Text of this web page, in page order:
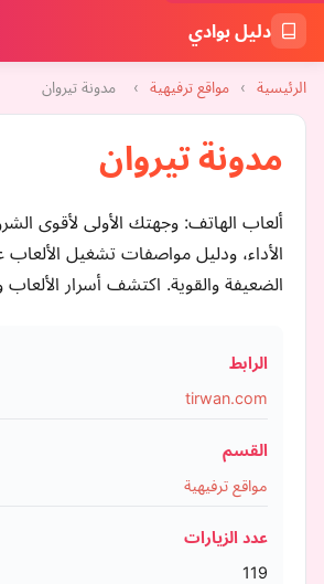
دليل بوادي
الرئيسية › مواقع ترفيهية › مدونة تيروان
مدونة تيروان
ألعاب الهاتف: وجهتك الأولى لأقوى
الأداء، ودليل مواصفات تشغيل الألعاب
الضعيفة والقوية. اكتشف أسرار الألعاب
الرابط
tirwan.com
القسم
مواقع ترفيهية
عدد الزيارات
119